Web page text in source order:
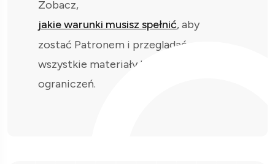
Zobacz,
jakie warunki musisz spełnić, aby
zostać Patronem i przeglądać
wszystkie materiały bez
ograniczeń.